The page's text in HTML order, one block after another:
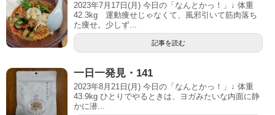
2023年7月17日(月) 今日の「なんとかっ！」↓ 体重
42.3kg 運動痩せじゃなくて、風邪引いて筋肉落ち
た痩せ。少しず...
記事を読む
一日一発見・141
2023年8月21日(月) 今日の「なんとかっ！」↓ 体重
43.9kg ひとりでやるときは、ヨガみたいな内面に静
かに潜...